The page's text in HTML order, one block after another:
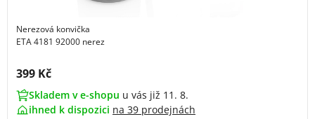
Nerezová konvička
ETA 4181 92000 nerez
Cena s DPH:
399 Kč
Skladem v e-shopu u vás již 11. 8.
ihned k dispozici na 39 prodejnách